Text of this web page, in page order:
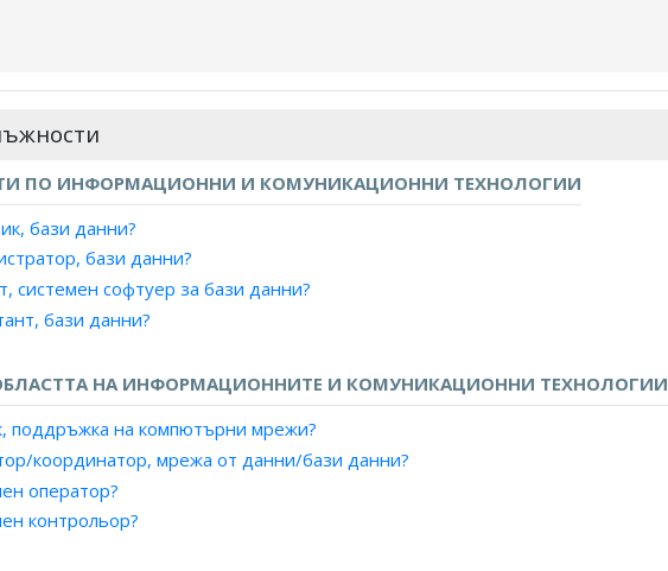
ПО ИНФОРМАЦИОННИ И КОМУНИКАЦИОННИ ТЕХНОЛОГИИ
бази данни?
бази данни?
системен софтуер за бази данни?
бази данни?
бази данни?
НА ИНФОРМАЦИОННИТЕ И КОМУНИКАЦИОННИ ТЕХНОЛОГИИ
поддръжка на компютърни мрежи?
координатор, мрежа от данни/бази данни?
оператор?
контрольор?